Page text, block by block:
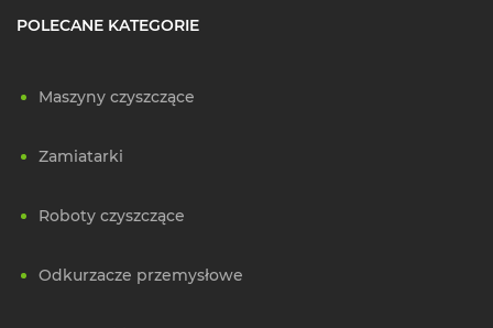
POLECANE KATEGORIE
Maszyny czyszczące
Zamiatarki
Roboty czyszczące
Odkurzacze przemysłowe